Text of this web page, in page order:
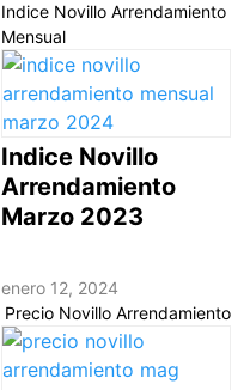
Indice Novillo Arrendamiento
Mensual
Indice Novillo
Arrendamiento
Marzo 2023
enero 12, 2024
Precio Novillo Arrendamiento